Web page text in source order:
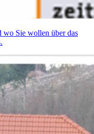
wo Sie wollen über das